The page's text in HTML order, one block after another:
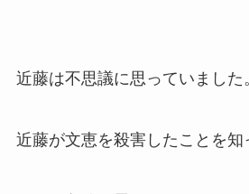
近藤は不思議に思っていました
近藤が文恵を殺害したことを知